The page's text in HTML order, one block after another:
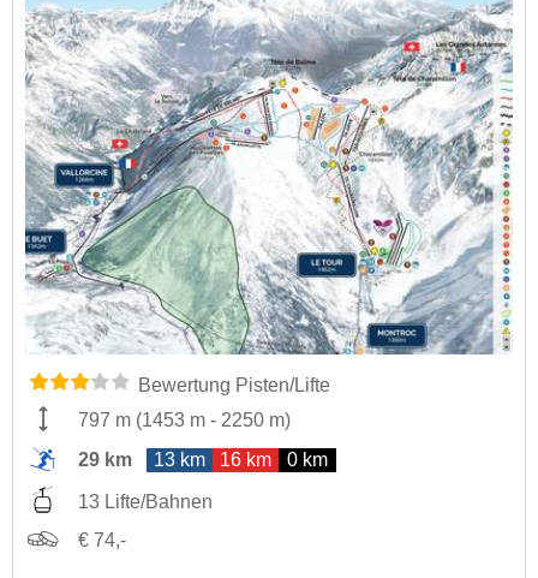
Bewertung Pisten/Lifte
797 m (1453 m - 2250 m)
29 km
13 km 16 km 0 km
13 Lifte/Bahnen
€ 74,-